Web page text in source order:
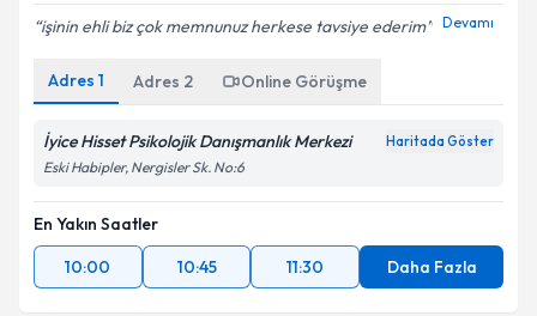
işinin ehli biz çok memnunuz herkese tavsiye ederim Devamı
Adres 1 Adres 2 Online Görüşme
İyice Hisset Psikolojik Danışmanlık Merkezi Haritada Göster
Eski Habipler, Nergisler Sk. No:6
En Yakın Saatler
10:00
10:45 11:30 Daha Fazla